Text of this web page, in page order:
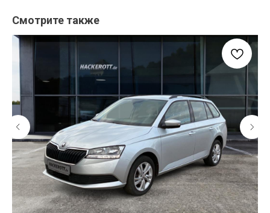
Смотрите также